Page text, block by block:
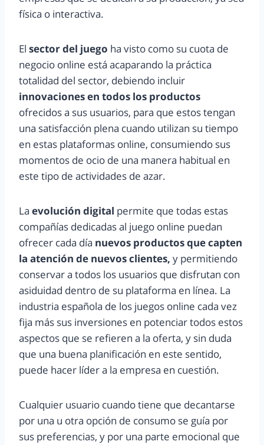
física o interactiva.
El sector del juego ha visto como su cuota de
negocio online está acaparando la práctica
totalidad del sector, debiendo incluir
innovaciones en todos los productos
ofrecidos a sus usuarios, para que estos tengan
una satisfacción plena cuando utilizan su tiempo
en estas plataformas online, consumiendo sus
momentos de ocio de una manera habitual en
este tipo de actividades de azar.
La evolución digital permite que todas estas
compañías dedicadas al juego online puedan
ofrecer cada día nuevos productos que capten
la atención de nuevos clientes, y permitiendo
conservar a todos los usuarios que disfrutan con
asiduidad dentro de su plataforma en línea. La
industria española de los juegos online cada vez
fija más sus inversiones en potenciar todos estos
aspectos que se refieren a la oferta, y sin duda
que una buena planificación en este sentido,
puede hacer líder a la empresa en cuestión.
Cualquier usuario cuando tiene que decantarse
por una u otra opción de consumo se guía por
sus preferencias, y por una parte emocional que